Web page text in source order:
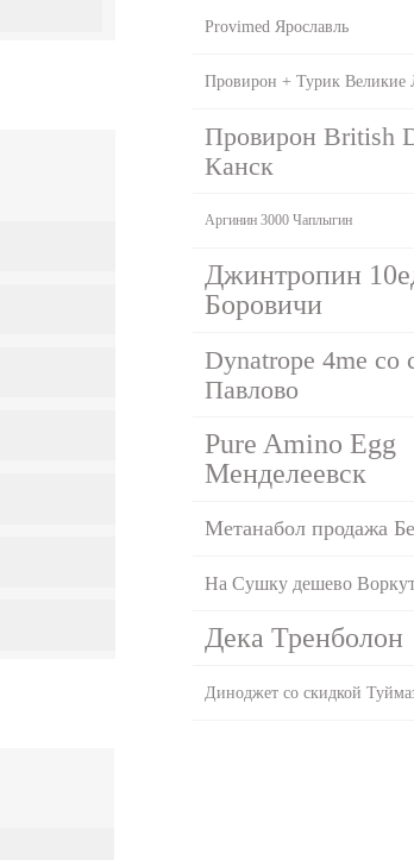
Provimed Ярославль
Провирон + Турик Великие
Провирон British
Канск
Аргинин 3000 Чаплыгин
Джинтропин
Боровичи
Dynatrope 4me со
Павлово
Pure Amino Egg
Менделеевск
Метанабол продажа
На Сушку дешево
Дека Тренболон
Диноджет со скидкой